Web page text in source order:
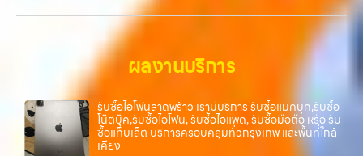
iPhone, Samsung, ไอแพด แท็บเล็ตทุกยี่ห้อ ในราคาสูง พร้อมจ่ายเงิน
ทันที โดยเน้นบริการในพื้นที่ ลาดพร้าว, รัชดา, บางรัก, แจ้งวัฒนะ, บางแค,
วัชรพล, รามอินทรา, รวมถึง บางนา, บางพลี, เกษตรนวมินทร์, เสนานิคม,
วังหินไม่ว่าคุณจะต้องการ รับซื้อโทรศัพท์, รับซื้อแมคบุค, รับซื้อโน๊ตบุ๊ค, รับ
ซื้อแท็บเล็ต, หรือบริการอื่นๆ เกี่ยวกับสินค้าไอที กรุงเทพฯ – เราพร้อมให้
บริการครบวงจร…
ผลงานบริการ
รับซื้อไอโฟนลาดพร้าว เรามีบริการ รับซื้อแมคบุค,รับซื้อ
โน๊ตบุ๊ค,รับซื้อไอโฟน, รับซื้อไอแพด, รับซื้อมือถือ หรือ รับ
ซื้อแท็บเล็ต บริการครอบคลุมทั่วกรุงเทพ และพื้นที่ใกล้
เคียง